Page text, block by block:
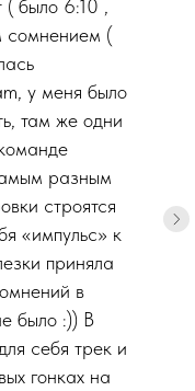
( было 6:10 ,
(
у меня было
там же одни
разным
строятся
«импульс» к
приняла
в
было :)) В
себя трек и
гонках на